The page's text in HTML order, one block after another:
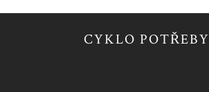
CYKLO POTŘEBY